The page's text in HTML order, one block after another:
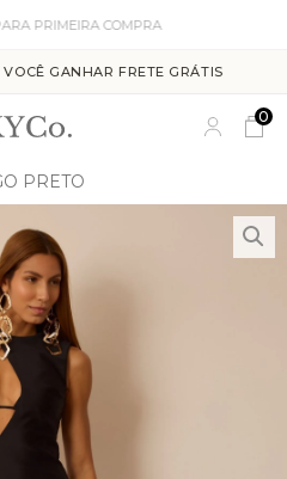
PRIMEIRA COMPRA
GANHAR FRETE GRÁTIS
0
PRETO